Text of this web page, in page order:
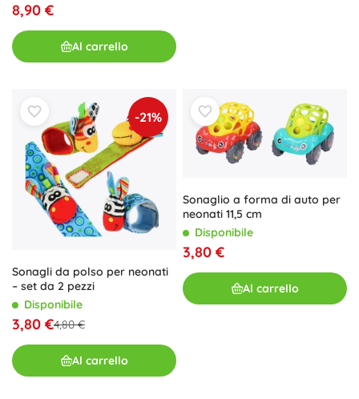
8,90 €
Al carrello
-21%
Sonagli da polso per neonati
– set da 2 pezzi
Disponibile
3,80 €4,80 €
Al carrello
Sonaglio a forma di auto per
neonati 11,5 cm
Disponibile
3,80 €
Al carrello